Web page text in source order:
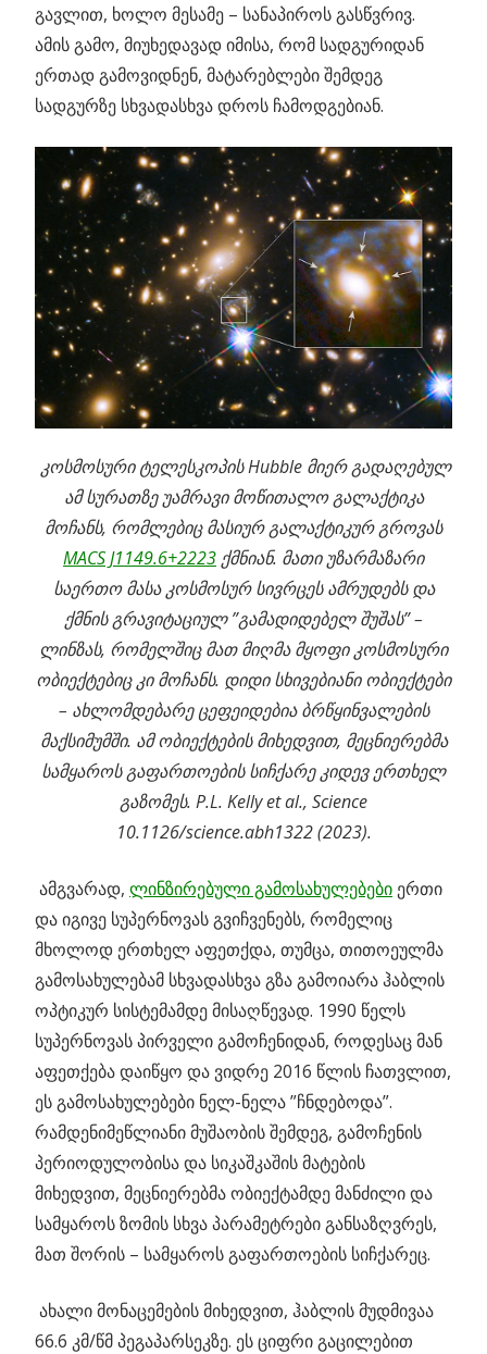
გავლით, ხოლო მესამე – სანაპიროს გასწვრივ.
ამის გამო, მიუხედავად იმისა, რომ სადგურიდან
ერთად გამოვიდნენ, მატარებლები შემდეგ
სადგურზე სხვადასხვა დროს ჩამოდგებიან.
კოსმოსური ტელესკოპის Hubble მიერ გადაღებულ
ამ სურათზე უამრავი მოწითალო გალაქტიკა
მოჩანს, რომლებიც მასიურ გალაქტიკურ გროვას
MACS J1149.6+2223 ქმნიან. მათი უზარმაზარი
საერთო მასა კოსმოსურ სივრცეს ამრუდებს და
ქმნის გრავიტაციულ ”გამადიდებელ შუშას” –
ლინზას, რომელშიც მათ მიღმა მყოფი კოსმოსური
ობიექტებიც კი მოჩანს. დიდი სხივებიანი ობიექტები
– ახლომდებარე ცეფეიდებია ბრწყინვალების
მაქსიმუმში. ამ ობიექტების მიხედვით, მეცნიერებმა
სამყაროს გაფართოების სიჩქარე კიდევ ერთხელ
გაზომეს. P.L. Kelly et al., Science
10.1126/science.abh1322 (2023).
ამგვარად, ლინზირებული გამოსახულებები ერთი
და იგივე სუპერნოვას გვიჩვენებს, რომელიც
მხოლოდ ერთხელ აფეთქდა, თუმცა, თითოეულმა
გამოსახულებამ სხვადასხვა გზა გამოიარა ჰაბლის
ოპტიკურ სისტემამდე მისაღწევად. 1990 წელს
სუპერნოვას პირველი გამოჩენიდან, როდესაც მან
აფეთქება დაიწყო და ვიდრე 2016 წლის ჩათვლით,
ეს გამოსახულებები ნელ-ნელა ”ჩნდებოდა”.
რამდენიმეწლიანი მუშაობის შემდეგ, გამოჩენის
პერიოდულობისა და სიკაშკაშის მატების
მიხედვით, მეცნიერებმა ობიექტამდე მანძილი და
სამყაროს ზომის სხვა პარამეტრები განსაზღვრეს,
მათ შორის – სამყაროს გაფართოების სიჩქარეც.
ახალი მონაცემების მიხედვით, ჰაბლის მუდმივაა
66.6 კმ/წმ პეგაპარსეკზე. ეს ციფრი გაცილებით